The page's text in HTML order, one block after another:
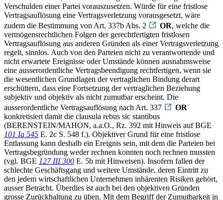
Verschulden einer Partei vorauszusetzen. Würde für eine fristlose
Vertragsauflösung eine Vertragsverletzung vorausgesetzt, wäre
zudem die Bestimmung von Art. 337b Abs. 2
OR, welche die
vermögensrechtlichen Folgen der gerechtfertigten fristlosen
Vertragsauflösung aus anderen Gründen als einer Vertragsverletzung
regelt, sinnlos. Auch von den Parteien nicht zu verantwortende und
nicht erwartete Ereignisse oder Umstände können ausnahmsweise
eine ausserordentliche Vertragsbeendigung rechtfertigen, wenn sie
die wesentlichen Grundlagen der vertraglichen Bindung derart
erschüttern, dass eine Fortsetzung der vertraglichen Beziehung
subjektiv und objektiv als nicht zumutbar erscheint. Die
ausserordentliche Vertragsauflösung nach Art. 337
OR
konkretisiert damit die clausula rebus sic stantibus
(BERENSTEIN/MAHON, a.a.O., Rz. 392 mit Hinweis auf BGE
101 Ia 545 E. 2c S. 548 f.). Objektiver Grund für eine fristlose
Entlassung kann deshalb ein Ereignis sein, mit dem die Parteien bei
Vertragsbegründung weder rechnen konnten noch rechnen mussten
(vgl. BGE 127 III 300 E. 5b mit Hinweisen). Insofern fallen der
schlechte Geschäftsgang und weitere Umstände, deren Eintritt zu
den jedem wirtschaftlichen Unternehmen inhärenten Risiken gehört,
ausser Betracht. Überdies ist auch bei den objektiven Gründen
grosse Zurückhaltung zu üben. Mit dem Begriff der Zumutbarkeit in